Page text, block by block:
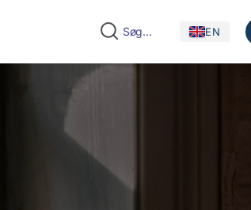
EN